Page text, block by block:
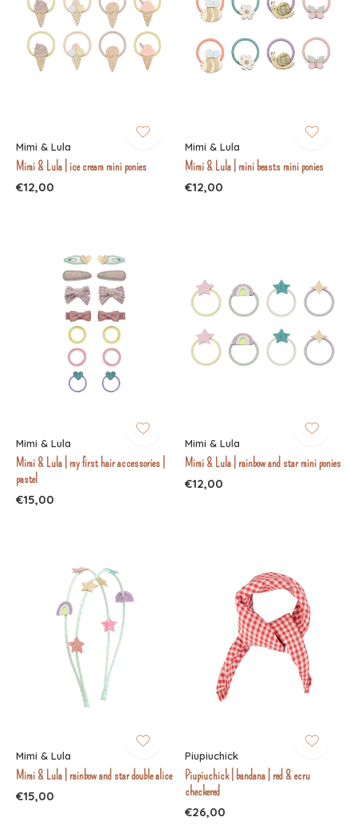
Mimi & Lula
Mimi & Lula | ice cream mini ponies
€12,00
Mimi & Lula
Mimi & Lula | mini beasts mini ponies
€12,00
Mimi & Lula
Mimi & Lula | my first hair accessories |
pastel
€15,00
Mimi & Lula
Mimi & Lula | rainbow and star mini ponies
€12,00
Mimi & Lula
Mimi & Lula | rainbow and star double alice
€15,00
Piupiuchick
Piupiuchick | bandana | red & ecru
checkered
€26,00